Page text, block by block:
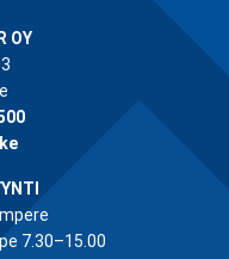
OY
7.30–15.00